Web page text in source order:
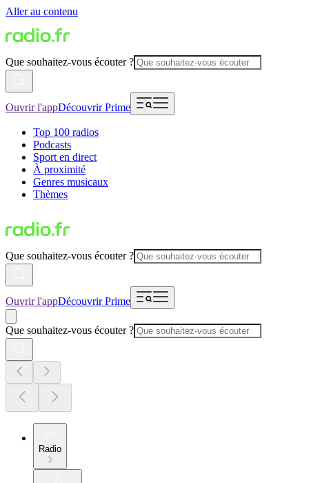
Aller au contenu
Que souhaitez-vous écouter ?
Ouvrir l'appDécouvrir Prime
Top 100 radios
Podcasts
Sport en direct
À proximité
Genres musicaux
Thèmes
Que souhaitez-vous écouter ?
Ouvrir l'appDécouvrir Prime
Que souhaitez-vous écouter ?
Radio